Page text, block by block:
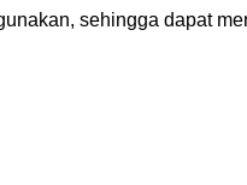
sehingga dapat